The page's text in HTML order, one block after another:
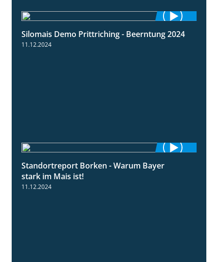
12:28
Silomais Demo Prittriching - Beerntung 2024
11.12.2024
Standortreport Borken - Warum Bayer
stark im Mais ist!
11.12.2024